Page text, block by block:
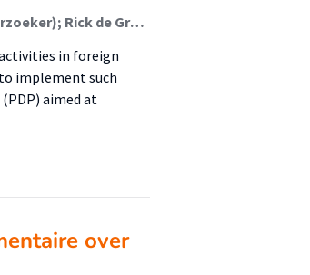
Kristina Goodnight (Onderzoeker); Catherine van Beuningen (Onderzoeker); Rick de Graaff
in foreign
implement such
aimed at
over